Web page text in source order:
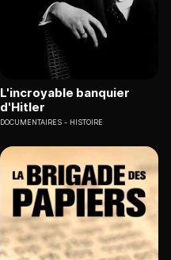
L'incroyable banquier
d'Hitler
DOCUMENTAIRES HISTOIRE